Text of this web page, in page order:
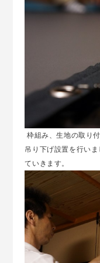
枠組み、生地の取り
吊り下げ設置を行い
ていきます。